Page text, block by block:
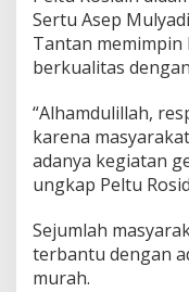
Sertu Asep
Tantan
berkualitas
“Alhamdulillah,
karena
adanya kegiatan
ungkap Peltu
Sejumlah
terbantu dengan
murah.